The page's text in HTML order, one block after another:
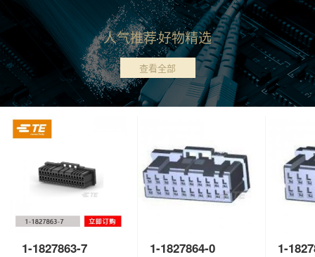
人气推荐好物精选
查看全部
1-1827863-7 1-1827864-0 1-